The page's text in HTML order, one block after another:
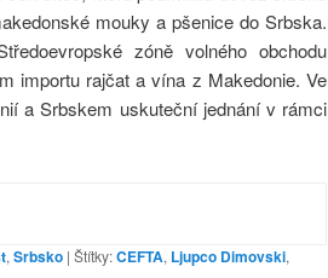
mouky a pšenice do Srbska.
zóně volného obchodu
importu rajčat a vína z Makedonie. Ve
a Srbskem uskuteční jednání v rámci
, Srbsko | Štítky:CEFTA, Ljupco Dimovski,